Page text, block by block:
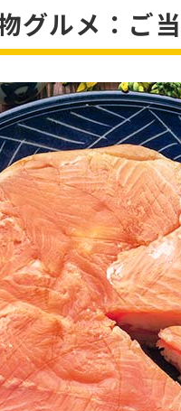
グルメ：ご